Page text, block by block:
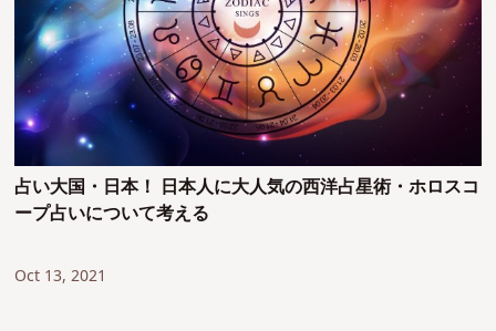
占い大国・日本！ 日本人に大人気の西洋占星術・ホロスコ
ープ占いについて考える
Oct 13, 2021